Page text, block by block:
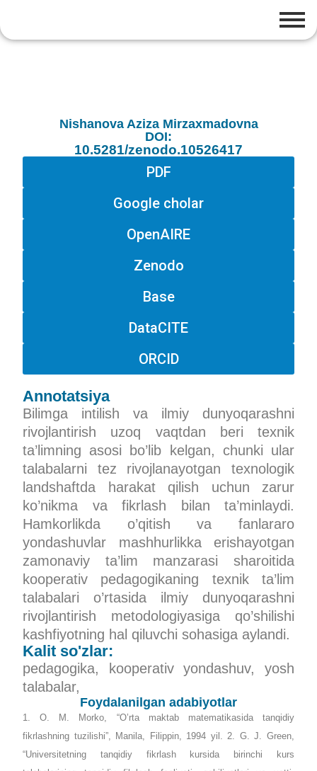
Nishanova Aziza Mirzaxmadovna
DOI:
10.5281/zenodo.10526417
PDF
Google cholar
OpenAIRE
Zenodo
Base
DataCITE
ORCID
Annotatsiya
Bilimga intilish va ilmiy dunyoqarashni
rivojlantirish uzoq vaqtdan beri texnik
ta’limning asosi bo’lib kelgan, chunki ular
talabalarni tez rivojlanayotgan texnologik
landshaftda harakat qilish uchun zarur
ko’nikma va fikrlash bilan ta’minlaydi.
Hamkorlikda o’qitish va fanlararo
yondashuvlar mashhurlikka erishayotgan
zamonaviy ta’lim manzarasi sharoitida
kooperativ pedagogikaning texnik ta’lim
talabalari o’rtasida ilmiy dunyoqarashni
rivojlantirish metodologiyasiga qo’shilishi
kashfiyotning hal qiluvchi sohasiga aylandi.
Kalit so'zlar:
pedagogika, kooperativ yondashuv, yosh
talabalar,
Foydalanilgan adabiyotlar
1. O. M. Morko, “O’rta maktab matematikasida tanqidiy
fikrlashning tuzilishi”, Manila, Filippin, 1994 yil. 2. G. J. Green,
“Universitetning tanqidiy fikrlash kursida birinchi kurs